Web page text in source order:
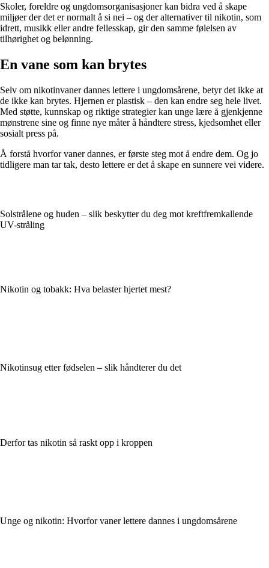
Skoler, foreldre og ungdomsorganisasjoner kan bidra ved å skape
miljøer der det er normalt å si nei – og der alternativer til nikotin, som
idrett, musikk eller andre fellesskap, gir den samme følelsen av
tilhørighet og belønning.
En vane som kan brytes
Selv om nikotinvaner dannes lettere i ungdomsårene, betyr det ikke at
de ikke kan brytes. Hjernen er plastisk – den kan endre seg hele livet.
Med støtte, kunnskap og riktige strategier kan unge lære å gjenkjenne
mønstrene sine og finne nye måter å håndtere stress, kjedsomhet eller
sosialt press på.
Å forstå hvorfor vaner dannes, er første steg mot å endre dem. Og jo
tidligere man tar tak, desto lettere er det å skape en sunnere vei videre.
Solstrålene og huden – slik beskytter du deg mot kreftfremkallende
UV-stråling
Nikotin og tobakk: Hva belaster hjertet mest?
Nikotinsug etter fødselen – slik håndterer du det
Derfor tas nikotin så raskt opp i kroppen
Unge og nikotin: Hvorfor vaner lettere dannes i ungdomsårene